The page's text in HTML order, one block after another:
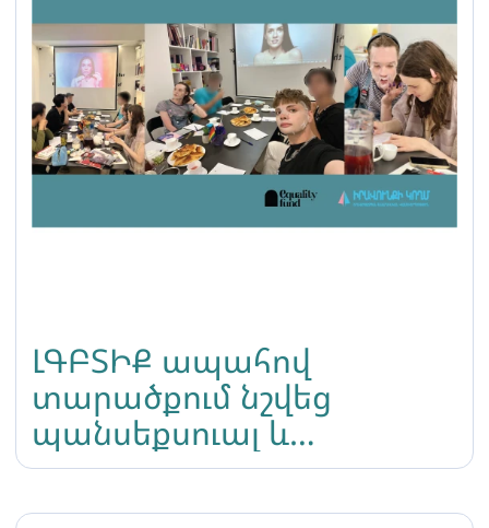
ԼԳԲՏԻՔ ապահով
տարածքում նշվեց
պանսեքսուալ և
պանռոմանտիկ
տեսանելիության օրը